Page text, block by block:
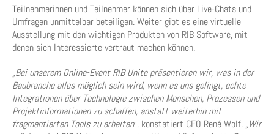
Teilnehmerinnen und Teilnehmer können sich über Live-Chats und
Umfragen unmittelbar beteiligen. Weiter gibt es eine virtuelle
Ausstellung mit den wichtigen Produkten von RIB Software, mit
denen sich Interessierte vertraut machen können.
„Bei unserem Online-Event RIB Unite präsentieren wir, was in der
Baubranche alles möglich sein wird, wenn es uns gelingt, echte
Integrationen über Technologie zwischen Menschen, Prozessen und
Projektinformationen zu schaffen, anstatt weiterhin mit
fragmentierten Tools zu arbeiten“, konstatiert CEO René Wolf. „Wir